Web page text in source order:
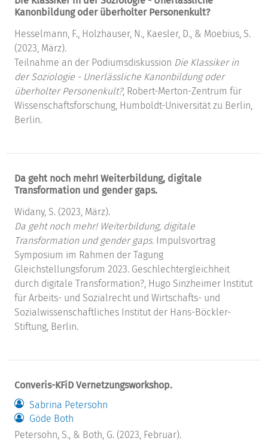
Kanonbildung oder überholter Personenkult?
Hesselmann, F., Holzhauser, N., Kaesler, D., & Moebius, S.
(2023, März).
Teilnahme an der Podiumsdiskussion Die Klassiker in
der Soziologie - Unerlässliche Kanonbildung oder
überholter Personenkult?, Robert-Merton-Zentrum für
Wissenschaftsforschung, Humboldt-Universität zu Berlin,
Berlin.
Da geht noch mehr! Weiterbildung, digitale
Transformation und gender gaps.
Widany, S. (2023, März).
Da geht noch mehr! Weiterbildung, digitale
Transformation und gender gaps. Impulsvortrag
Symposium im Rahmen der Tagung
Gleichstellungsforum 2023. Geschlechtergleichheit
durch digitale Transformation?, Hugo Sinzheimer Institut
für Arbeits- und Sozialrecht und Wirtschafts- und
Sozialwissenschaftliches Institut der Hans-Böckler-
Stiftung, Berlin.
Converis-KFiD Vernetzungsworkshop.
Sabrina Petersohn
Göde Both
Petersohn, S., & Both, G. (2023, Februar).